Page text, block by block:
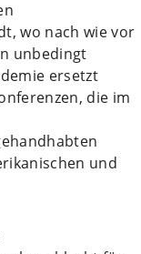
wo nach wie vor
unbedingt
ersetzt
die im
und